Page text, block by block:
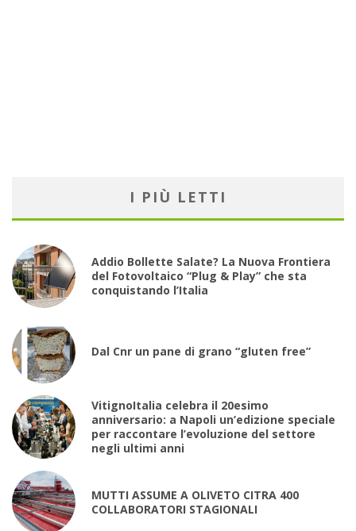
I PIÙ LETTI
Addio Bollette Salate? La Nuova Frontiera
del Fotovoltaico “Plug & Play” che sta
conquistando l’Italia
Dal Cnr un pane di grano “gluten free”
VitignoItalia celebra il 20esimo
anniversario: a Napoli un’edizione speciale
per raccontare l’evoluzione del settore
negli ultimi anni
MUTTI ASSUME A OLIVETO CITRA 400
COLLABORATORI STAGIONALI